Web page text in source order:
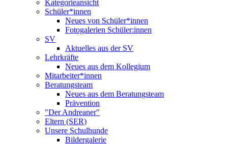
Kategorieansicht
Schüler*innen
Neues von Schüler*innen
Fotogalerien Schüler:innen
SV
Aktuelles aus der SV
Lehrkräfte
Neues aus dem Kollegium
Mitarbeiter*innen
Beratungsteam
Neues aus dem Beratungsteam
Prävention
"Der Andreaner"
Eltern (SER)
Unsere Schulhunde
Bildergalerie